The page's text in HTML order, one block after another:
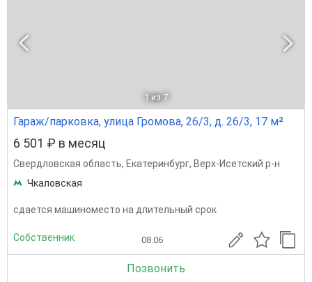
1 из 7
Гараж/парковка, улица Громова, 26/3, д. 26/3, 17 м²
6 501 ₽ в месяц
Свердловская область, Екатеринбург, Верх-Исетский р-н
Чкаловская
сдается машиноместо на длительный срок
Собственник 08.06
Позвонить